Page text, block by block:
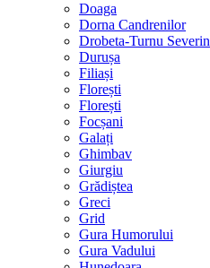
Doaga
Dorna Candrenilor
Drobeta-Turnu Severin
Durușa
Filiași
Florești
Florești
Focșani
Galați
Ghimbav
Giurgiu
Grădiștea
Greci
Grid
Gura Humorului
Gura Vadului